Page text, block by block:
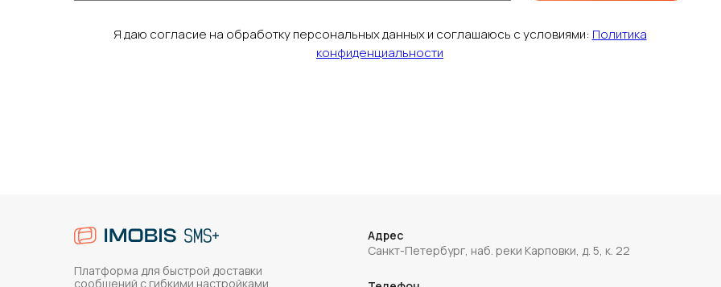
Я даю согласие на обработку персональных данных и соглашаюсь с условиями: Политика
конфиденциальности
Адрес
Санкт-Петербург, наб. реки Карповки, д. 5, к. 22
Платформа для быстрой доставки
сообщений с гибкими настройками